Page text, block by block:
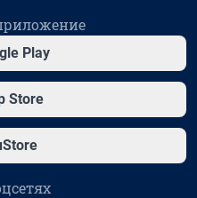
Play
Store